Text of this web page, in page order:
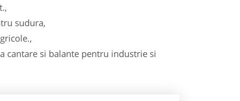
sudura,
cantare si balante pentru industrie si